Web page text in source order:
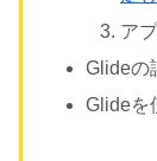
ア
Glideの
Glideを